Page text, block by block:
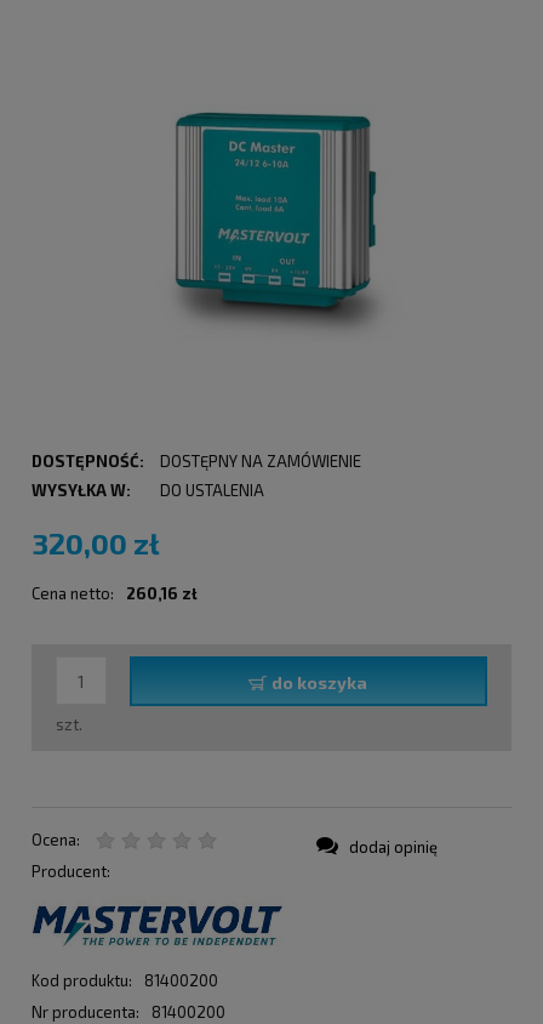
DOSTĘPNOŚĆ:
DOSTĘPNY NA ZAMÓWIENIE
WYSYŁKA W:
DO USTALENIA
320,00 zł
Cena netto: 260,16 zł
szt.
do koszyka
Ocena:
Producent:
Kod produktu:
81400200
Nr producenta:
81400200
dodaj opinię